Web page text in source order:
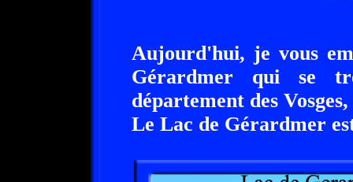
Aujourd'hui, je vous
Gérardmer qui se
département des
Le Lac de Gérardmer